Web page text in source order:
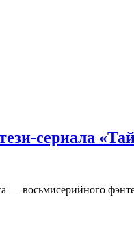
сериала
— восьмисерийного